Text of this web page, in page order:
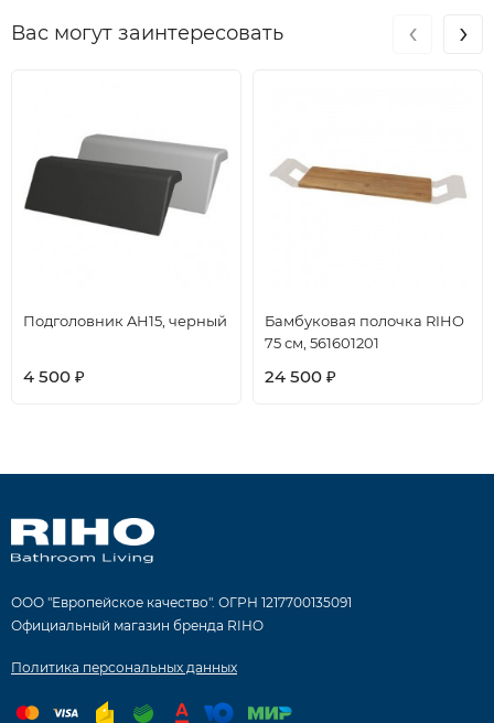
Вас могут заинтересовать
Подголовник AH15, черный
4 500 ₽
Бамбуковая полочка RIHO
75 см, 561601201
24 500 ₽
‹ ›
ООО "Европейское качество". ОГРН 1217700135091
Официальный магазин бренда RIHO
Политика персональных данных